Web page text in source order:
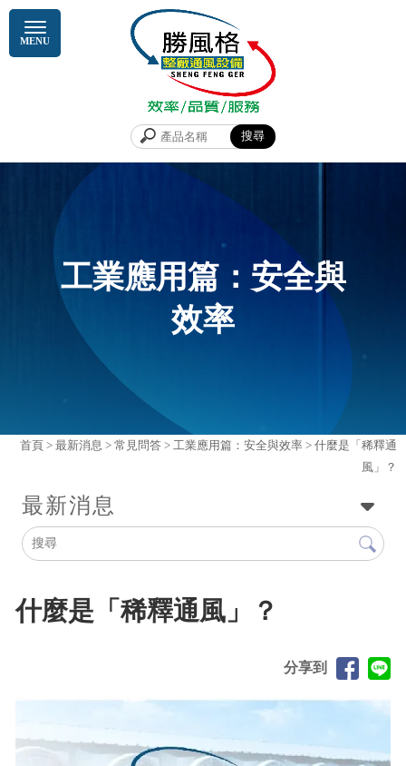
工業應用篇：安全與
效率
首頁 > 最新消息 > 常見問答 > 工業應用篇：安全與效率 > 什麼是「稀釋通
風」？
最新消息
什麼是「稀釋通風」？
分享到